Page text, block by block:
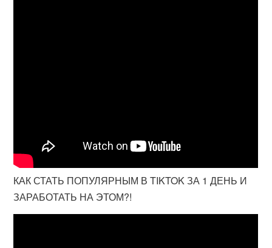
КАК СТАТЬ ПОПУЛЯРНЫМ В TIKTOK ЗА 1 ДЕНЬ И
ЗАРАБОТАТЬ НА ЭТОМ?!